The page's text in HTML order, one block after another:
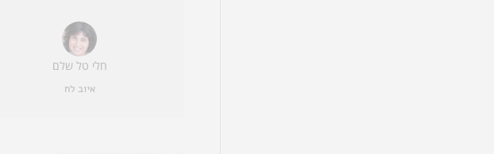
חלי טל שלם
איוב לח